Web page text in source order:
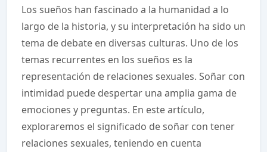
Los sueños han fascinado a la humanidad a lo
largo de la historia, y su interpretación ha sido un
tema de debate en diversas culturas. Uno de los
temas recurrentes en los sueños es la
representación de relaciones sexuales. Soñar con
intimidad puede despertar una amplia gama de
emociones y preguntas. En este artículo,
exploraremos el significado de soñar con tener
relaciones sexuales, teniendo en cuenta